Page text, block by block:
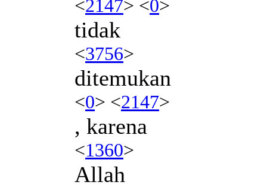
<2147> <0>
tidak
<3756>
ditemukan
<0> <2147>
, karena
<1360>
Allah